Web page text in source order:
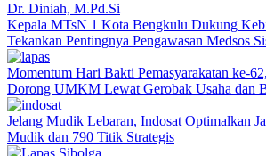
Kepala MTsN 1 Kota Bengkulu Dukung
Tekankan Pentingnya Pengawasan Medsos
Momentum Hari Bakti Pemasyarakatan ke-
Dorong UMKM Lewat Gerobak Usaha dan
Jelang Mudik Lebaran, Indosat Optimalkan
Mudik dan 790 Titik Strategis